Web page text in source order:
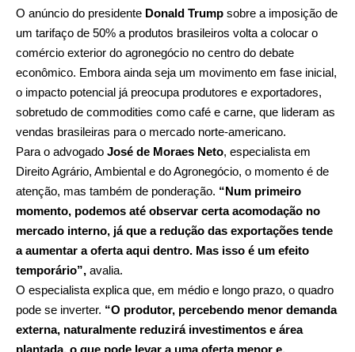
O anúncio do presidente Donald Trump sobre a imposição de
um tarifaço de 50% a produtos brasileiros volta a colocar o
comércio exterior do agronegócio no centro do debate
econômico. Embora ainda seja um movimento em fase inicial,
o impacto potencial já preocupa produtores e exportadores,
sobretudo de commodities como café e carne, que lideram as
vendas brasileiras para o mercado norte-americano.
Para o advogado José de Moraes Neto, especialista em
Direito Agrário, Ambiental e do Agronegócio, o momento é de
atenção, mas também de ponderação. “Num primeiro
momento, podemos até observar certa acomodação no
mercado interno, já que a redução das exportações tende
a aumentar a oferta aqui dentro. Mas isso é um efeito
temporário”, avalia.
O especialista explica que, em médio e longo prazo, o quadro
pode se inverter. “O produtor, percebendo menor demanda
externa, naturalmente reduzirá investimentos e área